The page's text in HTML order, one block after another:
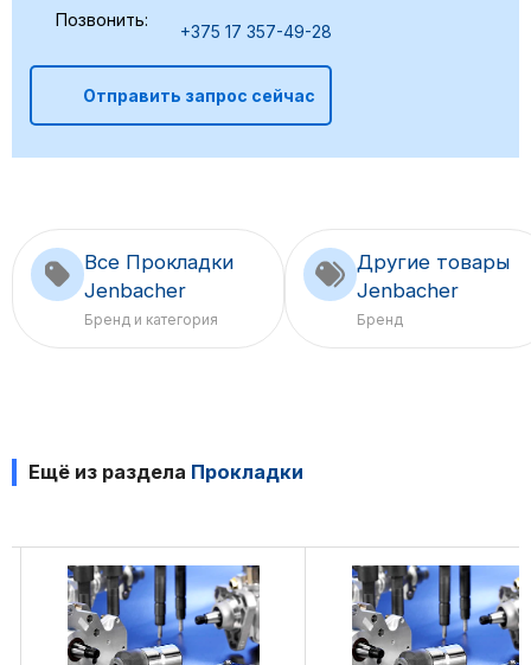
Позвонить:
+375 17 357-49-28
Отправить запрос сейчас
Все Прокладки
Jenbacher
Бренд и категория
Другие товары
Jenbacher
Бренд
Ещё из раздела Прокладки